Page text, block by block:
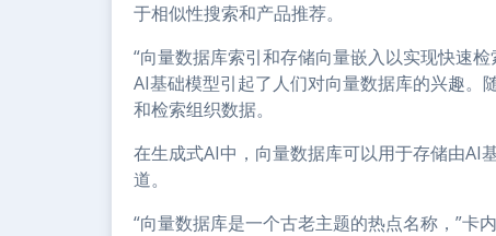
于相似性搜索和产品推荐。
“向量数据库索引和存储向量嵌入以实现快速
AI基础模型引起了人们对向量数据库的兴趣。
和检索组织数据。
在生成式AI中，向量数据库可以用于存储由
道。
“向量数据库是一个古老主题的热点名称，”卡